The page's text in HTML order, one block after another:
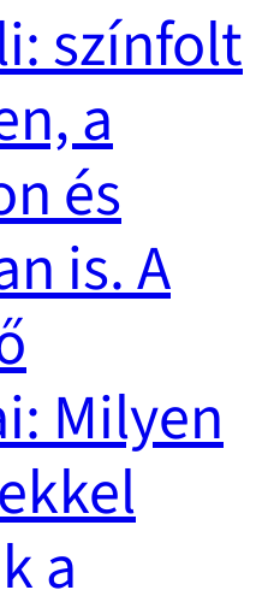
színfolt
a
és
is. A
Milyen
a